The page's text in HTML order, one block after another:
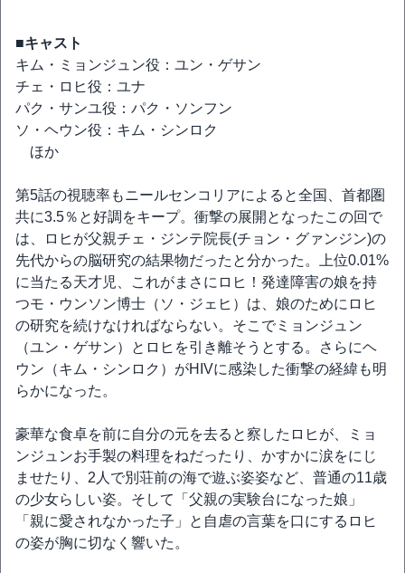
■キャスト
キム・ミョンジュン役：ユン・ゲサン
チェ・ロヒ役：ユナ
パク・サンユ役：パク・ソンフン
ソ・ヘウン役：キム・シンロク
ほか
第5話の視聴率もニールセンコリアによると全国、首都圏
共に3.5％と好調をキープ。衝撃の展開となったこの回で
は、ロヒが父親チェ・ジンテ院長(チョン・グァンジン)の
先代からの脳研究の結果物だったと分かった。上位0.01%
に当たる天才児、これがまさにロヒ！発達障害の娘を持
つモ・ウンソン博士（ソ・ジェヒ）は、娘のためにロヒ
の研究を続けなければならない。そこでミョンジュン
（ユン・ゲサン）とロヒを引き離そうとする。さらにヘ
ウン（キム・シンロク）がHIVに感染した衝撃の経緯も明
らかになった。
豪華な食卓を前に自分の元を去ると察したロヒが、ミョ
ンジュンお手製の料理をねだったり、かすかに涙をにじ
ませたり、2人で別荘前の海で遊ぶ姿姿など、普通の11歳
の少女らしい姿。そして「父親の実験台になった娘」
「親に愛されなかった子」と自虐の言葉を口にするロヒ
の姿が胸に切なく響いた。